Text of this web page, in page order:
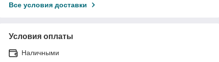
Все условия доставки
Условия оплаты
Наличными